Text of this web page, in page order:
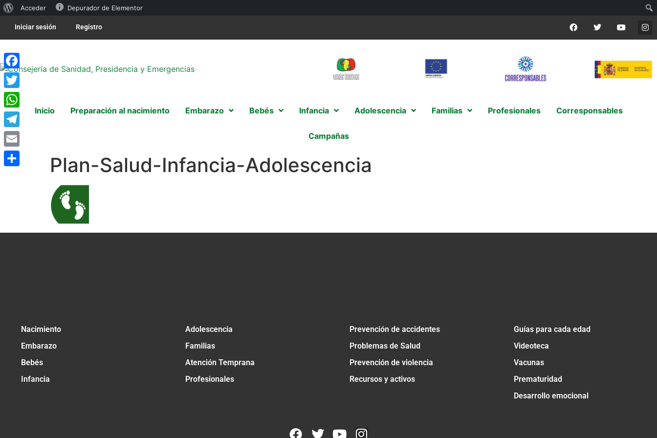
Acceder Depurador de Elementor
Iniciar sesión Registro
Inicio Preparación al nacimiento Embarazo Bebés Infancia Adolescencia Familias Profesionales Corresponsables
Campañas
Plan-Salud-Infancia-Adolescencia
Nacimiento
Embarazo
Bebés
Infancia
Adolescencia
Familias
Atención Temprana
Profesionales
Prevención de accidentes
Problemas de Salud
Prevención de violencia
Recursos y activos
Guías para cada edad
Videoteca
Vacunas
Prematuridad
Desarrollo emocional
Facebook
Twitter
WhatsApp
Telegram
Email